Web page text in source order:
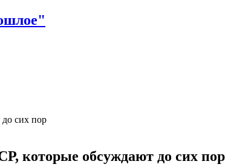
сих пор
которые обсуждают до сих пор